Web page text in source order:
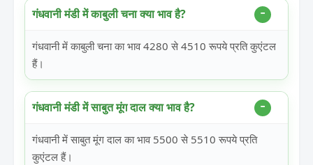
गंधवानी मंडी में काबुली चना क्या भाव है?
गंधवानी में काबुली चना का भाव 4280 से 4510 रूपये प्रति कुएंटल
हैं।
गंधवानी मंडी में साबुत मूंग दाल क्या भाव है?
गंधवानी में साबुत मूंग दाल का भाव 5500 से 5510 रूपये प्रति
कुएंटल हैं।